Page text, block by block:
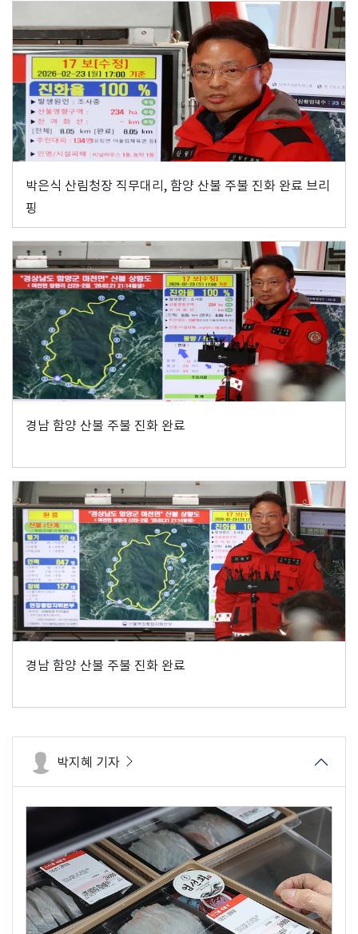
박은식 산림청장 직무대리, 함양 산불 주불 진화 완료 브리
핑
경남 함양 산불 주불 진화 완료
경남 함양 산불 주불 진화 완료
박지혜 기자